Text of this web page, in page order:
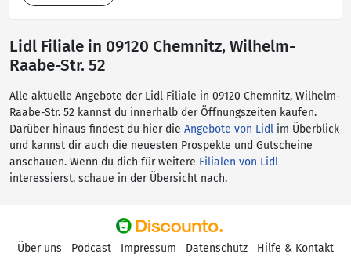
Lidl Filiale in 09120 Chemnitz, Wilhelm-
Raabe-Str. 52
Alle aktuelle Angebote der Lidl Filiale in 09120 Chemnitz, Wilhelm-
Raabe-Str. 52 kannst du innerhalb der Öffnungszeiten kaufen.
Darüber hinaus findest du hier die Angebote von Lidl im Überblick
und kannst dir auch die neuesten Prospekte und Gutscheine
anschauen. Wenn du dich für weitere Filialen von Lidl
interessierst, schaue in der Übersicht nach.
Über uns Podcast Impressum Datenschutz Hilfe & Kontakt